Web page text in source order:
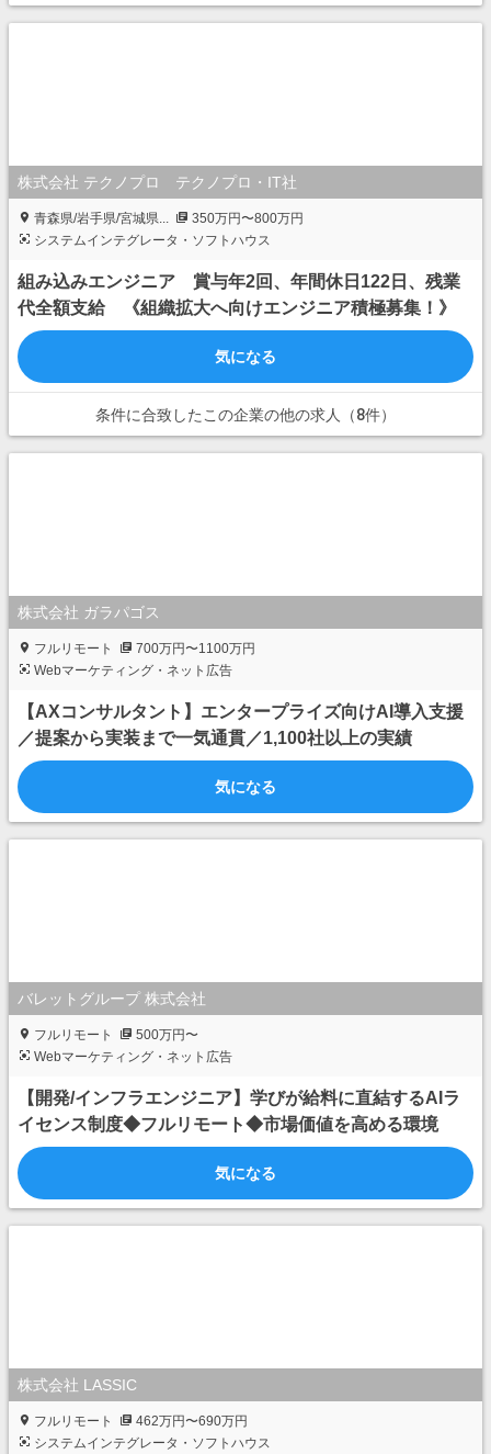
株式会社 テクノプロ テクノプロ・IT社
青森県/岩手県/宮城県...
350万円〜800万円
システムインテグレータ・ソフトハウス
組み込みエンジニア 賞与年2回、年間休日122日、残業
代全額支給 《組織拡大へ向けエンジニア積極募集！》
気になる
条件に合致したこの企業の他の求人（8件）
株式会社 ガラパゴス
フルリモート
700万円〜1100万円
Webマーケティング・ネット広告
【AXコンサルタント】エンタープライズ向けAI導入支援
／提案から実装まで一気通貫／1,100社以上の実績
気になる
バレットグループ 株式会社
フルリモート
500万円〜
Webマーケティング・ネット広告
【開発/インフラエンジニア】学びが給料に直結するAIラ
イセンス制度◆フルリモート◆市場価値を高める環境
気になる
株式会社 LASSIC
フルリモート
462万円〜690万円
システムインテグレータ・ソフトハウス